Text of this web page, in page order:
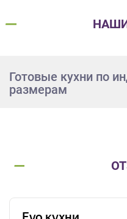
Готовые кухни по
размерам